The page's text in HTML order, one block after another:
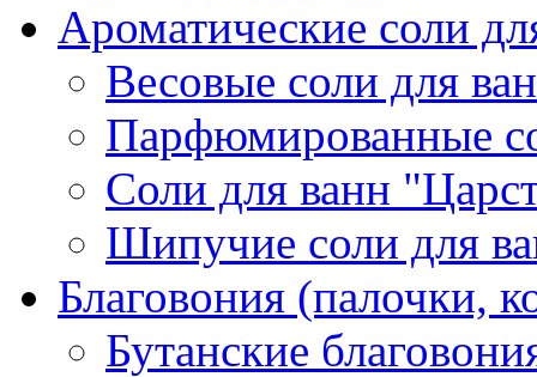
Ароматические соли
Весовые соли для
Парфюмированные
Соли для ванн
Шипучие соли для
Благовония (палочки,
Бутанские